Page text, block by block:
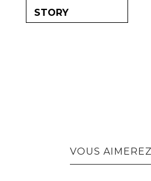
STORY
VOUS